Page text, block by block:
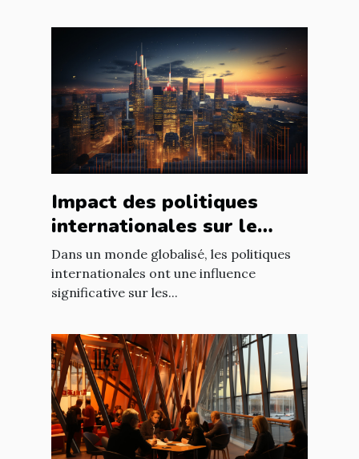
Impact des politiques
internationales sur le
marché immobilier
français
Dans un monde globalisé, les politiques
internationales ont une influence
significative sur les...